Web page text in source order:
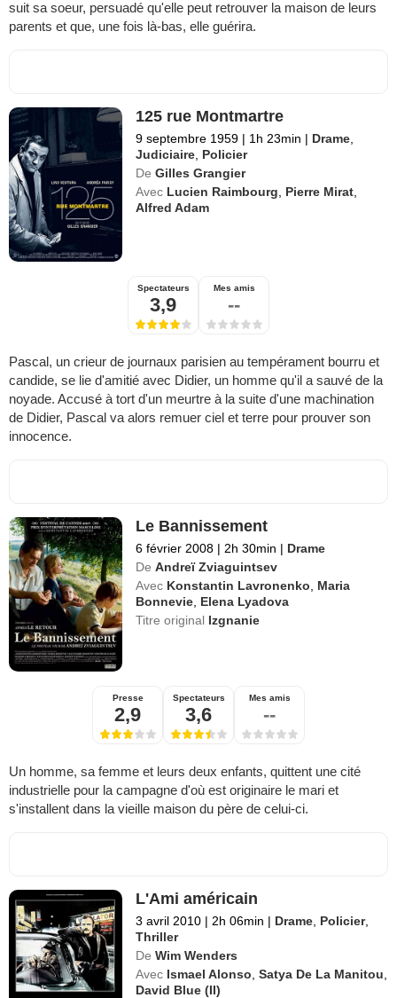
suit sa soeur, persuadé qu'elle peut retrouver la maison de leurs
parents et que, une fois là-bas, elle guérira.
125 rue Montmartre
9 septembre 1959 | 1h 23min | Drame
Judiciaire Policier
De Gilles Grangier
Avec Lucien Raimbourg Pierre Mirat
Alfred Adam
Spectateurs
3,9
Mes amis
--
Pascal, un crieur de journaux parisien au tempérament bourru et
candide, se lie d'amitié avec Didier, un homme qu'il a sauvé de la
noyade. Accusé à tort d'un meurtre à la suite d'une machination
de Didier, Pascal va alors remuer ciel et terre pour prouver son
innocence.
Le Bannissement
6 février 2008 | 2h 30min | Drame
De Andreï Zviaguintsev
Avec Konstantin Lavronenko
Maria
Bonnevie Elena Lyadova
Titre original Izgnanie
Presse
2,9
Spectateurs
3,6
Mes amis
--
Un homme, sa femme et leurs deux enfants, quittent une cité
industrielle pour la campagne d'où est originaire le mari et
s'installent dans la vieille maison du père de celui-ci.
L'Ami américain
3 avril 2010 | 2h 06min | Drame Policier,
Thriller
De Wim Wenders
Avec Ismael Alonso ,Satya De La Manitou
David Blue (II)